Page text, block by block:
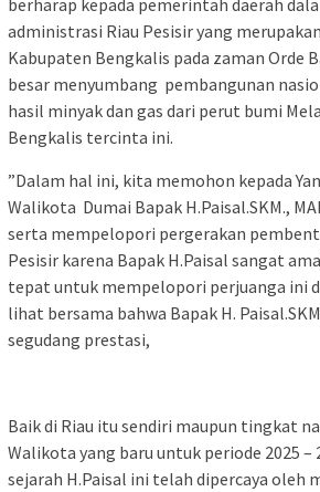
berharap kepada pemerintah daerah
administrasi Riau Pesisir yang
Kabupaten Bengkalis pada zaman Orde
besar menyumbang pembangunan
hasil minyak dan gas dari perut bumi
Bengkalis tercinta ini.
”Dalam hal ini, kita memohon kepada
Walikota Dumai Bapak H.Paisal.SKM.,
serta mempelopori pergerakan
Pesisir karena Bapak H.Paisal sangat
tepat untuk mempelopori perjuanga ini
lihat bersama bahwa Bapak H.
segudang prestasi,
Baik di Riau itu sendiri maupun tingkat
Walikota yang baru untuk periode 2025 –
sejarah H.Paisal ini telah dipercaya oleh